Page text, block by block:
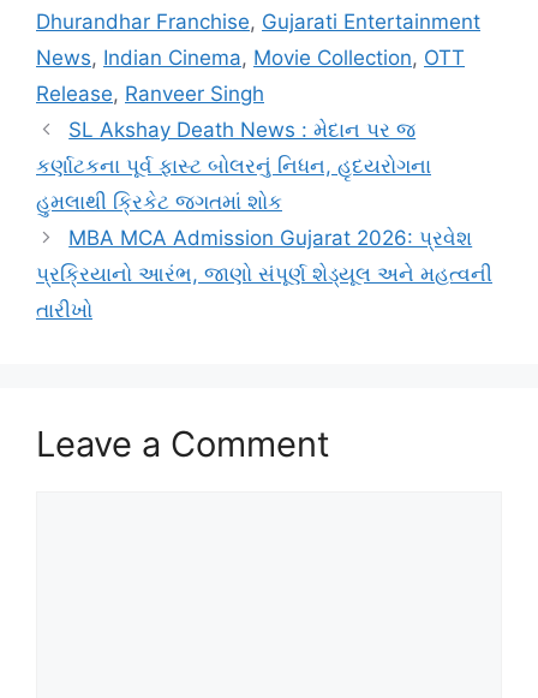
Dhurandhar Franchise, Gujarati Entertainment
News, Indian Cinema, Movie Collection, OTT
Release, Ranveer Singh
SL Akshay Death News : મેદાન પર જ
કર્ણાટકના પૂર્વ ફાસ્ટ બોલરનું નિધન, હૃદયરોગના
હુમલાથી ક્રિકેટ જગતમાં શોક
MBA MCA Admission Gujarat 2026: પ્રવેશ
પ્રક્રિયાનો આરંભ, જાણો સંપૂર્ણ શેડ્યૂલ અને મહત્વની
તારીખો
Leave a Comment